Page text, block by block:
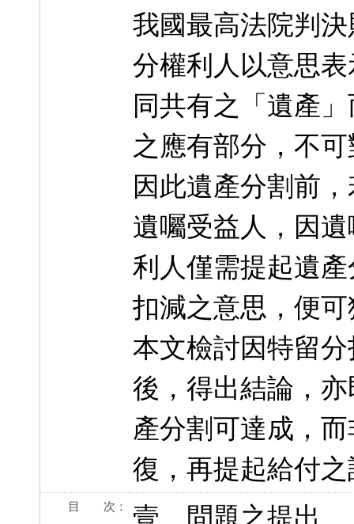
我國最高法院判
分權利人以意思
同共有之「遺產
之應有部分，不
因此遺產分割前
遺囑受益人，因
利人僅需提起遺
扣減之意思，便
本文檢討因特留
後，得出結論，
產分割可達成，
復，再提起給付
目 次：
壹、問題之提出